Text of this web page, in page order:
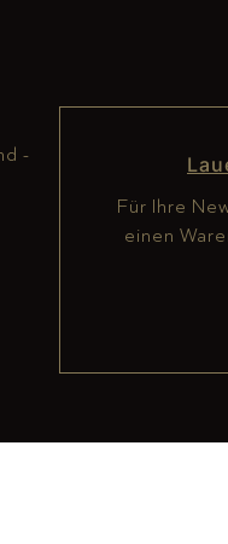
-
Für Ihre
einen